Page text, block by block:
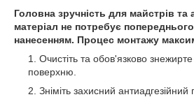
Головна зручність для майстрів
матеріал не потребує попереднього
нанесенням. Процес монтажу
Очистіть та обов'язково
поверхню.
Зніміть захисний антиадгезійний